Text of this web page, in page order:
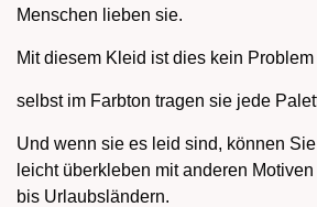
Menschen lieben sie.
Mit diesem Kleid ist dies kein Problem
selbst im Farbton tragen sie jede
Und wenn sie es leid sind, können
leicht überkleben mit anderen
bis Urlaubsländern.